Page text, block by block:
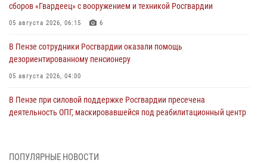
сборов «Гвардеец» с вооружением и техникой Росгвардии
05 августа 2026, 06:15 6
В Пензе сотрудники Росгвардии оказали помощь
дезориентированному пенсионеру
05 августа 2026, 04:00
В Пензе при силовой поддержке Росгвардии пресечена
деятельность ОПГ, маскировавшейся под реабилитационный центр
ПОПУЛЯРНЫЕ НОВОСТИ